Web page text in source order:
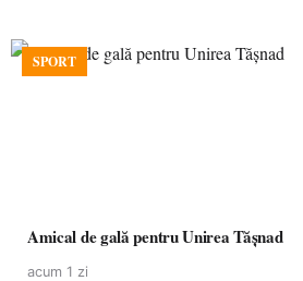
SPORT
Amical de gală pentru Unirea Tășnad
acum 1 zi